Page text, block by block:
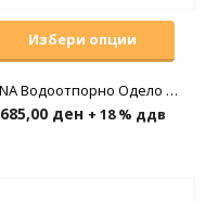
Избери опции
KARINA Водоотпорно Одело од полиамид
685,00 ден + 18 % ддв